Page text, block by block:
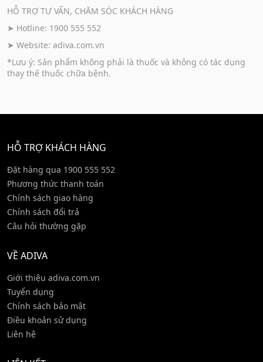
HỖ TRỢ TƯ VẤN, CHĂM SÓC KHÁCH HÀNG
➤ Hotline: 1900 555 552
➤ Website: adiva.com.vn
*Lưu ý: Sản phẩm không phải là thuốc và không có tác dụng
thay thế thuốc chữa bệnh.
HỖ TRỢ KHÁCH HÀNG
Đặt hàng qua 1900 555 552
Phương thức thanh toán
Chính sách giao hàng
Chính sách đổi trả
Câu hỏi thường gặp
VỀ ADIVA
Giới thiệu adiva.com.vn
Tuyển dụng
Chính sách bảo mật
Điều khoản sử dụng
Liên hệ